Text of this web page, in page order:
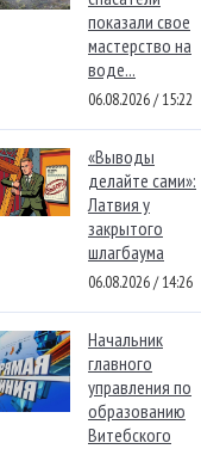
показали свое
мастерство на
воде...
06.08.2026 / 15:22
«Выводы
делайте сами»:
Латвия у
закрытого
шлагбаума
06.08.2026 / 14:26
Начальник
главного
управления по
образованию
Витебского